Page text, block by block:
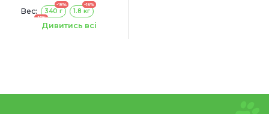
Вес:
-15%
340 г
-15%
1.8 кг
-15%
Дивитись всі